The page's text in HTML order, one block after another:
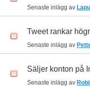
Senaste inlägg av
Tweet rankar
Senaste inlägg av
Säljer konton på
Senaste inlägg av